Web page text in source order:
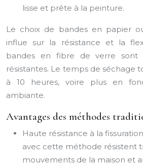
lisse et prête à la peinture.
Le choix de bandes en papier
influe sur la résistance et la
bandes en fibre de verre sont
résistantes. Le temps de séchage
à 10 heures, voire plus en
ambiante.
Avantages des méthodes
Haute résistance à la
avec cette méthode résistent
mouvements de la maison et